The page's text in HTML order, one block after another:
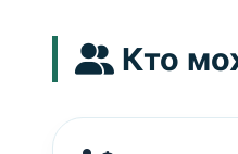
Кто